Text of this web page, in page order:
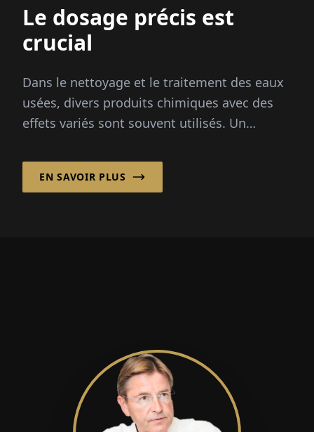
Le dosage précis est
crucial
Dans le nettoyage et le traitement des eaux
usées, divers produits chimiques avec des
effets variés sont souvent utilisés. Un
EN SAVOIR PLUS